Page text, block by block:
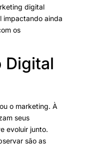
digital
impactando ainda
os
Digital
o marketing. À
seus
evoluir junto.
são as